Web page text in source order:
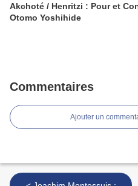
Akchoté / Henritzi : Pour et
Otomo Yoshihide
Commentaires
Ajouter un